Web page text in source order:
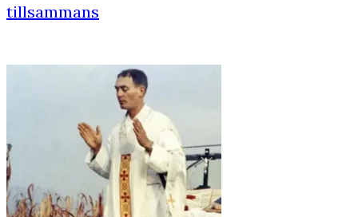
tillsammans